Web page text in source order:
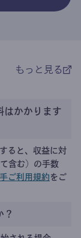
もっと見る
はかかります
ると、収益に対
含む）の手数
ご利用規約 をご
？